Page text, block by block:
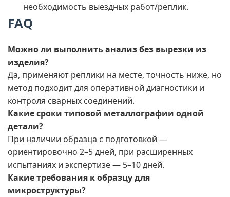
необходимость выездных работ/реплик.
FAQ
Можно ли выполнить анализ без вырезки из
изделия?
Да, применяют реплики на месте, точность ниже, но
метод подходит для оперативной диагностики и
контроля сварных соединений.
Какие сроки типовой металлографии одной
детали?
При наличии образца с подготовкой —
ориентировочно 2–5 дней, при расширенных
испытаниях и экспертизе — 5–10 дней.
Какие требования к образцу для
микроструктуры?